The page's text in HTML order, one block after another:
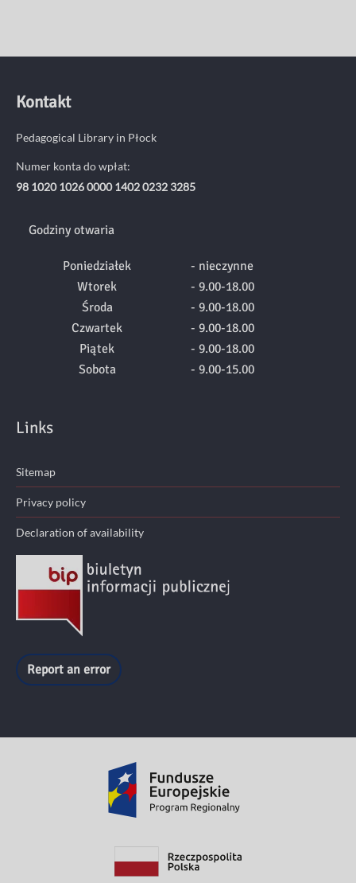
Kontakt
Pedagogical Library in Płock
Numer konta do wpłat:
98 1020 1026 0000 1402 0232 3285
Godziny otwaria
Poniedziałek
Wtorek
Środa
Czwartek
Piątek
Sobota
- nieczynne
- 9.00-18.00
- 9.00-18.00
- 9.00-18.00
- 9.00-18.00
- 9.00-15.00
Links
Sitemap
Privacy policy
Declaration of availability
Report an error